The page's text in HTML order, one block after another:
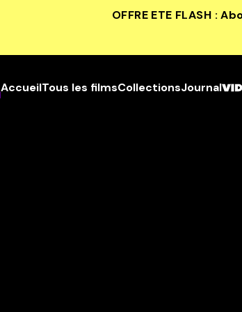
OFFRE ETE FLASH :
AccueilTous les filmsCollectionsJournal